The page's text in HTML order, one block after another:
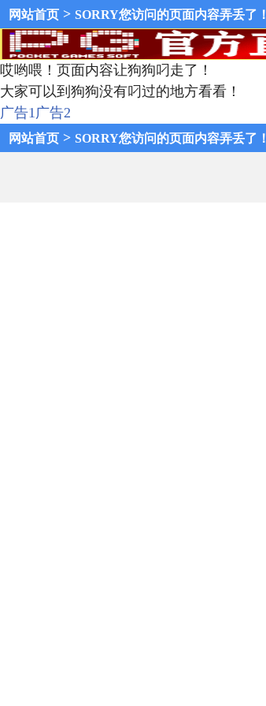
网站首页 > SORRY您访问的页面内容弄丢了！
哎哟喂！页面内容让狗狗叼走了！
大家可以到狗狗没有叼过的地方看看！
广告1广告2
网站首页 > SORRY您访问的页面内容弄丢了！